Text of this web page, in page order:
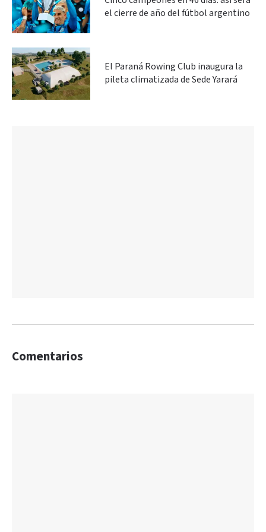
el cierre de año del fútbol argentino
El Paraná Rowing Club inaugura la
pileta climatizada de Sede Yarará
Comentarios